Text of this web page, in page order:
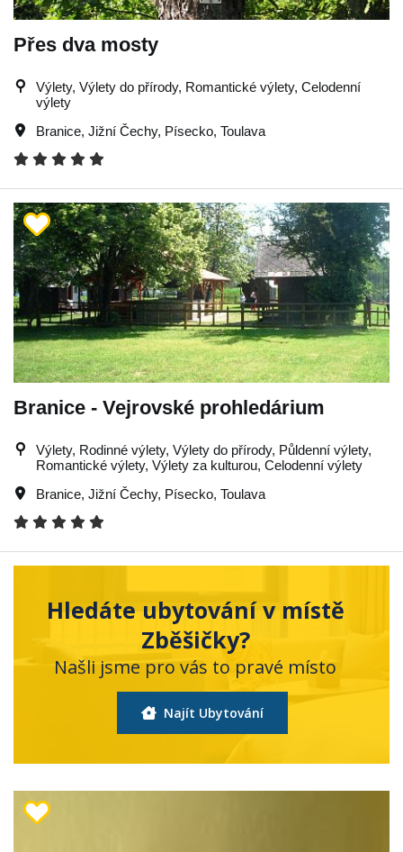
Přes dva mosty
Výlety, Výlety do přírody, Romantické výlety, Celodenní
výlety
Branice, Jižní Čechy, Písecko, Toulava
Branice - Vejrovské prohledárium
Výlety, Rodinné výlety, Výlety do přírody, Půldenní výlety,
Romantické výlety, Výlety za kulturou, Celodenní výlety
Branice, Jižní Čechy, Písecko, Toulava
Hledáte ubytování v místě
Zběšičky?
Našli jsme pro vás to pravé místo
Najít Ubytování